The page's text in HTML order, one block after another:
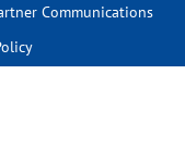
Communications